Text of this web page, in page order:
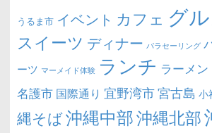
うるま市 イベント カフェ グ
スイーツ ディナー パラセーリング
ーツ マーメイド体験 ランチ ラーメン
名護市 国際通り 宜野湾市宮古島 小
縄そば沖縄中部沖縄北部